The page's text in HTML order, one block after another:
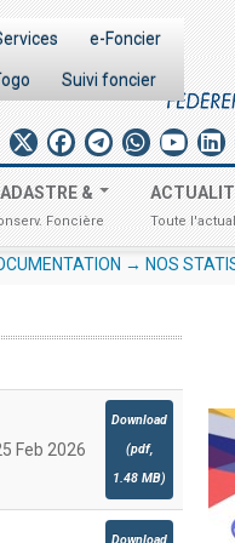
e-Foncier
Suivi foncier
&
Foncière Toute
AVIS AUX OPÉRATEURS
→ NOS
Feb 2026
Download
(pdf,
1.48 MB)